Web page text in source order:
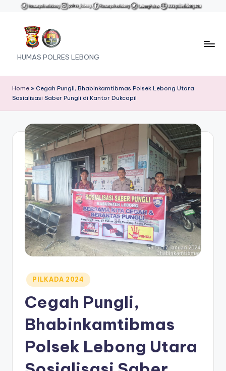
content
HUMAS POLRES LEBONG
Home » Cegah Pungli, Bhabinkamtibmas Polsek Lebong Utara
Sosialisasi Saber Pungli di Kantor Dukcapil
Posted
in
PILKADA 2024
Cegah Pungli,
Bhabinkamtibmas
Polsek Lebong Utara